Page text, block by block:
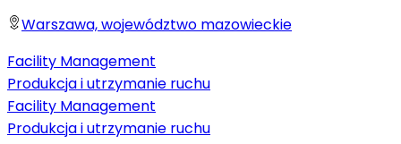
Warszawa, województwo mazowieckie
Facility Management
Produkcja i utrzymanie ruchu
Facility Management
Produkcja i utrzymanie ruchu